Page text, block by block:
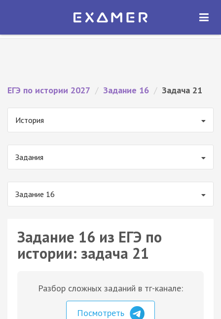
Экзамер — ЕГЭ 2027
ОТКРЫТЬ
ЕГЭ по истории 2027 / Задание 16 / Задача 21
История
Задания
Задание 16
Задание 16 из ЕГЭ по
истории: задача 21
Разбор сложных заданий в тг-канале:
Посмотреть